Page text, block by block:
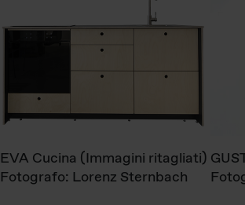
EVA Cucina (Immagini ritagliati)
Fotografo: Lorenz Sternbach